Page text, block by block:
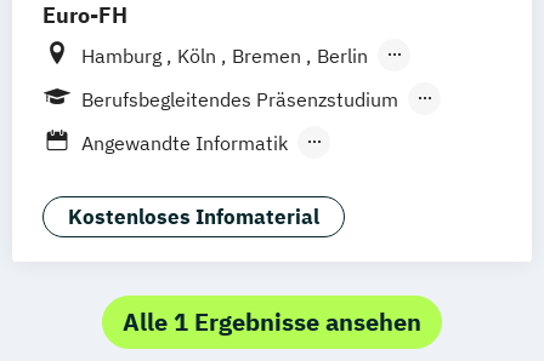
Euro-FH
Hamburg Köln Bremen
Berlin
Göttingen Frankfurt am Main
Leipzig
Berufsbegleitendes Präsenzstudium
Fernstudium
Fernlehrgang
Angewandte Informatik
Arbeitsrecht
BWL & Tourismusmanagement
Kompetenzmanagement
Betriebliches Informations- und
Kostenloses Infomaterial
Alle 1 Ergebnisse ansehen